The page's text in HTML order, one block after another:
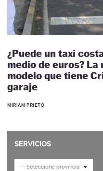
¿Puede un taxi
medio de euros? La
modelo que tiene
garaje
MIRIAM PRIETO